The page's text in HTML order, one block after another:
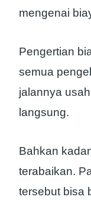
mengenai
Pengertian
semua
jalannya
langsung.
Bahkan
terabaikan.
tersebut bisa